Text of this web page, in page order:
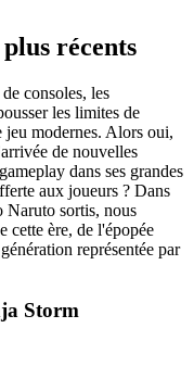
récents
consoles, les
les limites de
jeu modernes. Alors oui,
de nouvelles
dans ses grandes
aux joueurs ? Dans
Naruto sortis, nous
cette ère, de l'épopée
représentée par
Storm